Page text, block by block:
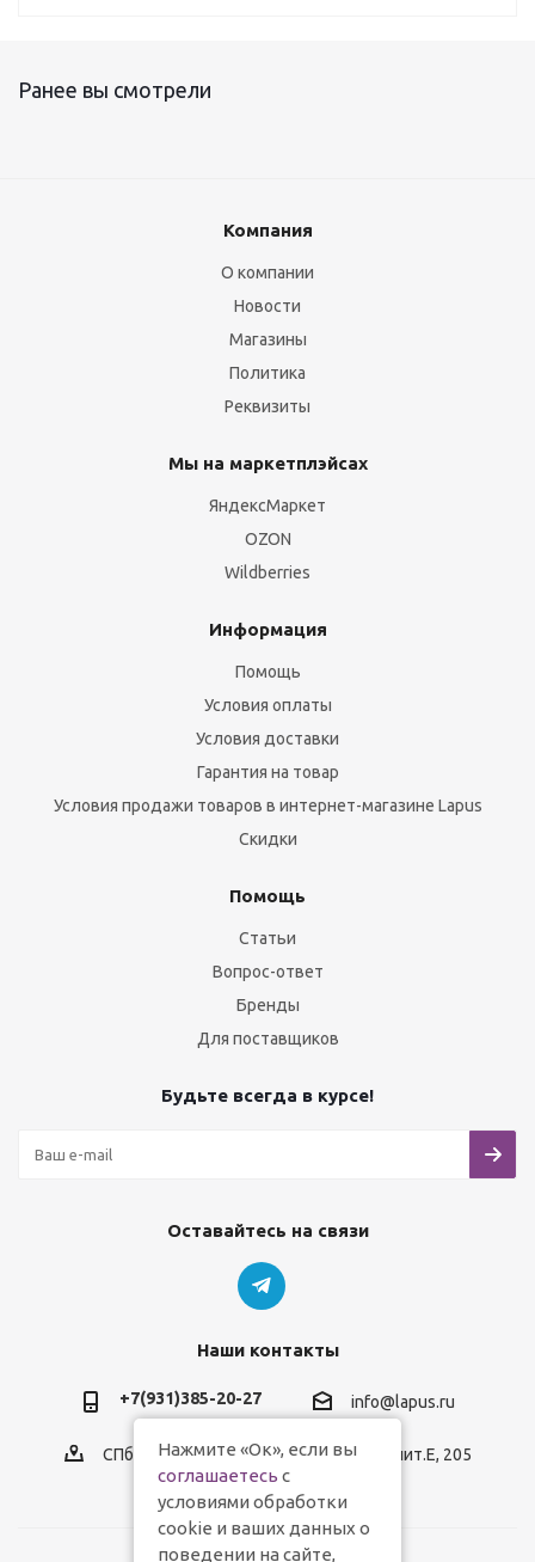
Ранее вы смотрели
Компания
О компании
Новости
Магазины
Политика
Реквизиты
Мы на маркетплэйсах
ЯндексМаркет
OZON
Wildberries
Информация
Помощь
Условия оплаты
Условия доставки
Гарантия на товар
Условия продажи товаров в интернет-магазине Lapus
Скидки
Помощь
Статьи
Вопрос-ответ
Бренды
Для поставщиков
Будьте всегда в курсе!
Оставайтесь на связи
Наши контакты
+7(931)385-20-27 info@lapus.ru
СПб, пр.Обуховской Обороны, д.116, лит.Е, 205
Нажмите «Ок», если вы
соглашаетесь с
условиями обработки
cookie и ваших данных о
поведении на сайте,